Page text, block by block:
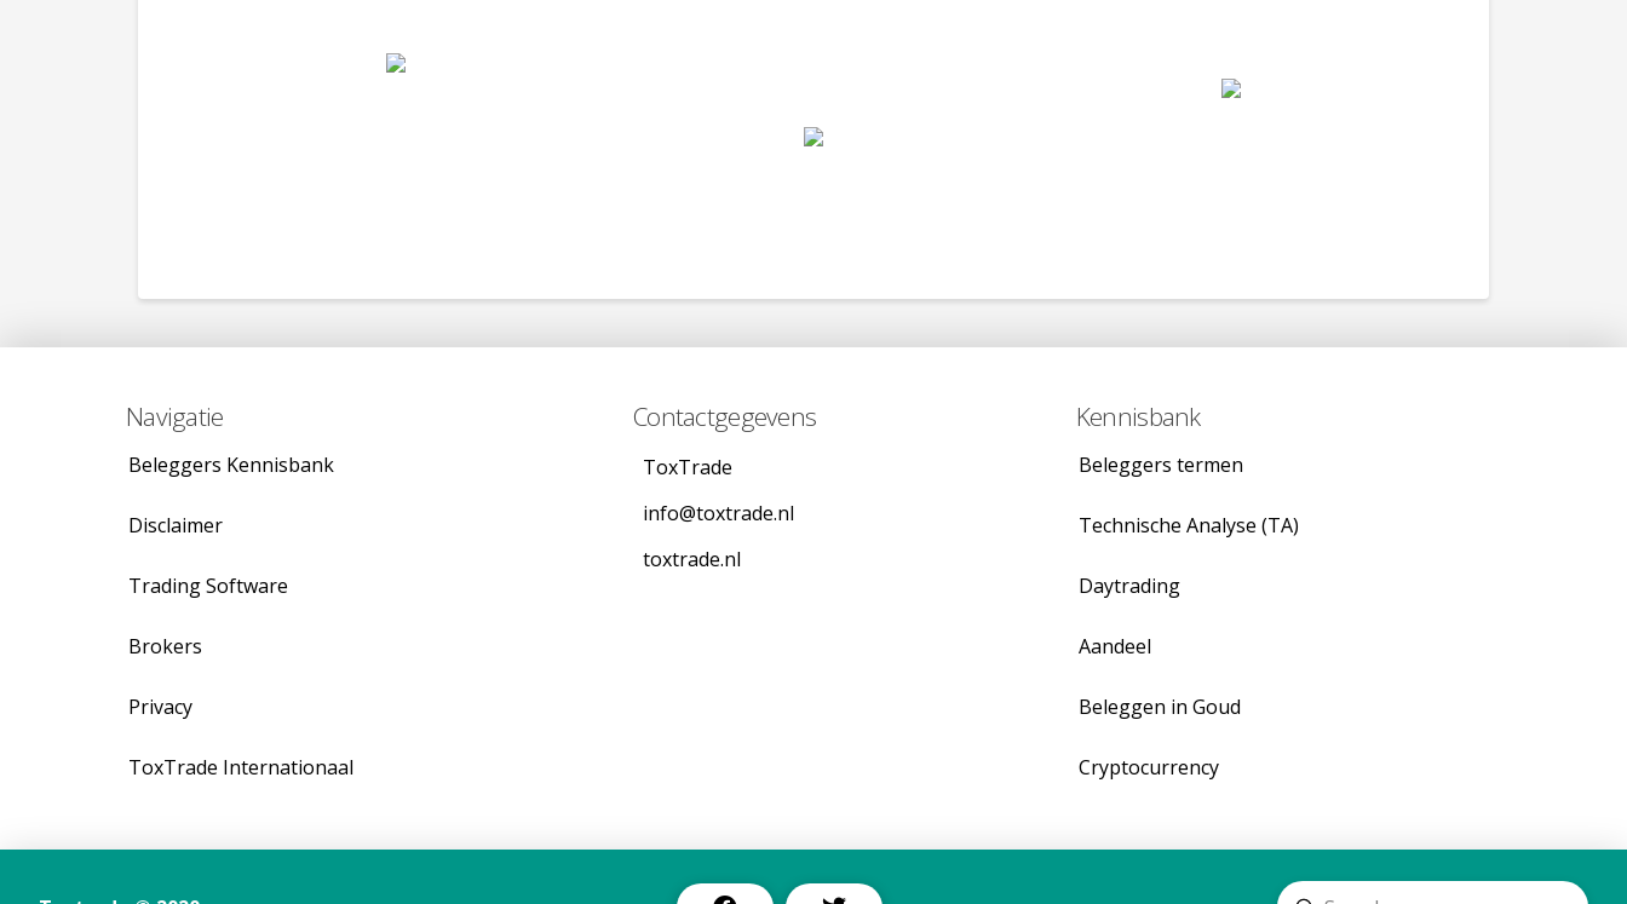
Navigatie
Beleggers Kennisbank
Disclaimer
Trading Software
Brokers
Privacy
ToxTrade Internationaal
Contactgegevens
ToxTrade
info@toxtrade.nl
toxtrade.nl
Kennisbank
Beleggers termen
Technische Analyse (TA)
Daytrading
Aandeel
Beleggen in Goud
Cryptocurrency